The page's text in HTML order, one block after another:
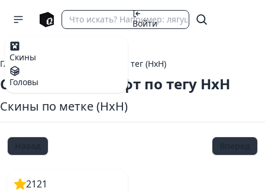
Скины
Головы
Войти
Главная тег (HxH)
Скины Майнкрафт по тегу HxH
Скины по метке (HxH)
2121